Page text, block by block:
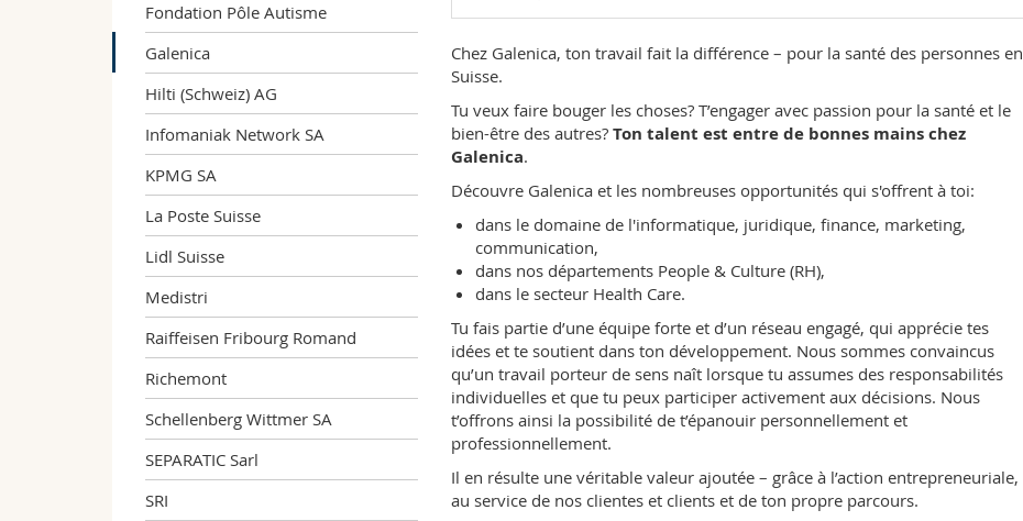
Fondation Pôle Autisme
Galenica
Hilti (Schweiz) AG
Infomaniak Network SA
KPMG SA
La Poste Suisse
Lidl Suisse
Medistri
Raiffeisen Fribourg Romand
Richemont
Schellenberg Wittmer SA
SEPARATIC Sarl
SRI
Chez Galenica, ton travail fait la différence – pour la santé des personnes en
Suisse.
Tu veux faire bouger les choses? T’engager avec passion pour la santé et le
bien-être des autres? Ton talent est entre de bonnes mains chez
Galenica.
Découvre Galenica et les nombreuses opportunités qui s'offrent à toi:
dans le domaine de l'informatique, juridique, finance, marketing,
communication,
dans nos départements People & Culture (RH),
dans le secteur Health Care.
Tu fais partie d’une équipe forte et d’un réseau engagé, qui apprécie tes
idées et te soutient dans ton développement. Nous sommes convaincus
qu’un travail porteur de sens naît lorsque tu assumes des responsabilités
individuelles et que tu peux participer activement aux décisions. Nous
t’offrons ainsi la possibilité de t’épanouir personnellement et
professionnellement.
Il en résulte une véritable valeur ajoutée – grâce à l’action entrepreneuriale,
au service de nos clientes et clients et de ton propre parcours.